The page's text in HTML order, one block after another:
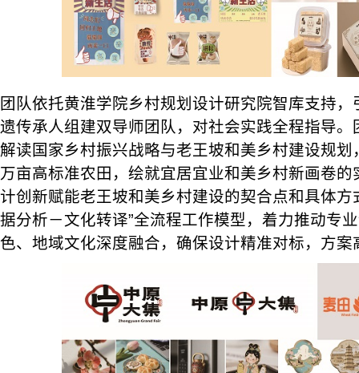
团队依托黄淮学院乡村规划设计研究院智库支持
遗传承人组建双导师团队，对社会实践全程指导
解读国家乡村振兴战略与老王坡和美乡村建设规
万亩高标准农田，绘就宜居宜业和美乡村新画卷
计创新赋能老王坡和美乡村建设的契合点和具体方
据分析－文化转译”全流程工作模型，着力推动专
色、地域文化深度融合，确保设计精准对标，方案